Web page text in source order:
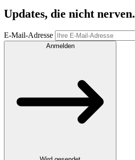
Updates, die nicht nerven.
E-Mail-Adresse
Anmelden